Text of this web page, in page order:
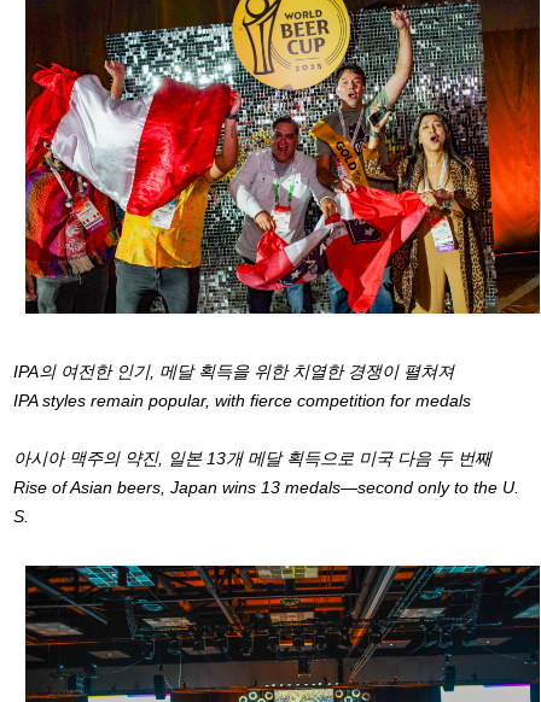
IPA의 여전한 인기, 메달 획득을 위한 치열한 경쟁이 펼쳐져
IPA styles remain popular, with fierce competition for medals
아시아 맥주의 약진, 일본 13개 메달 획득으로 미국 다음 두 번째
Rise of Asian beers, Japan wins 13 medals—second only to the U.
S.